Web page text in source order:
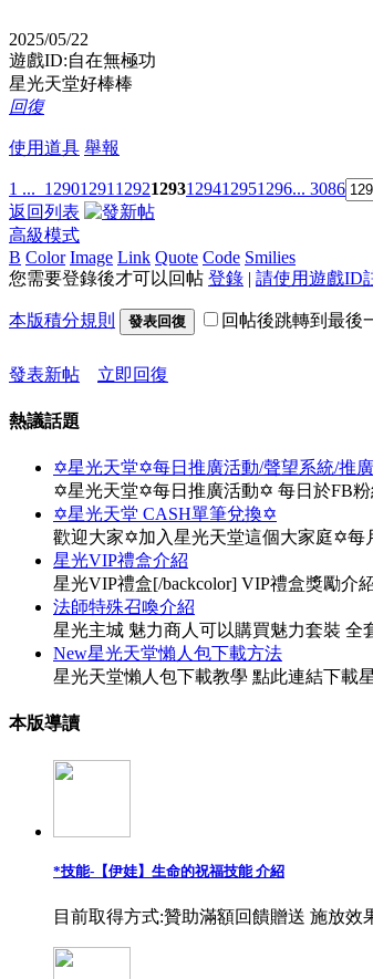
2025/05/22
遊戲ID:自在無極功
星光天堂好棒棒
回復
使用道具 舉報
1 ... 12901291 12921293129412951296... 3086
返回列表
高級模式
B Color Image Link Quote Code Smilies
您需要登錄後才可以回帖 登錄 | 請使用遊戲ID
本版積分規則 發表回復 回帖後跳轉到最後
發表新帖 立即回復
熱議話題
✡星光天堂✡每日推廣活動/聲望系統/推
✡星光天堂✡每日推廣活動✡ 每日於FB
✡星光天堂 CASH單筆兌換✡
歡迎大家✡加入星光天堂這個大家庭✡每
星光VIP禮盒介紹
星光VIP禮盒[/backcolor] VIP禮盒獎勵介
法師特殊召喚介紹
星光主城 魅力商人可以購買魅力套裝 全
New星光天堂懶人包下載方法
星光天堂懶人包下載教學 點此連結下載
本版導讀
*技能-【伊娃】生命的祝福技能 介紹
目前取得方式:贊助滿額回饋贈送 施放效